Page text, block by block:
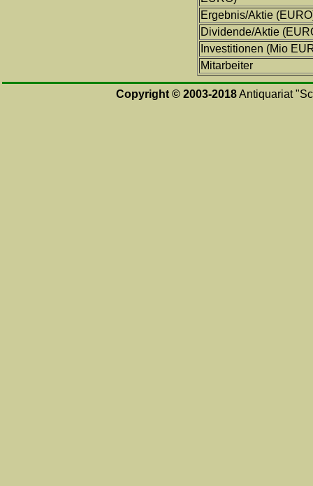
Ergebnis/Aktie
Dividende/Aktie
Investitionen (Mio
Mitarbeiter
Copyright © 2003-2018Antiquariat